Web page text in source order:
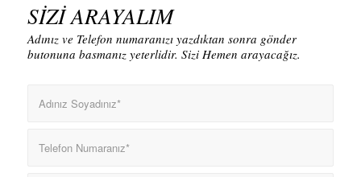
SİZİ ARAYALIM
Adınız ve Telefon numaranızı yazdıktan sonra gönder
butonuna basmanız yeterlidir. Sizi Hemen arayacağız.